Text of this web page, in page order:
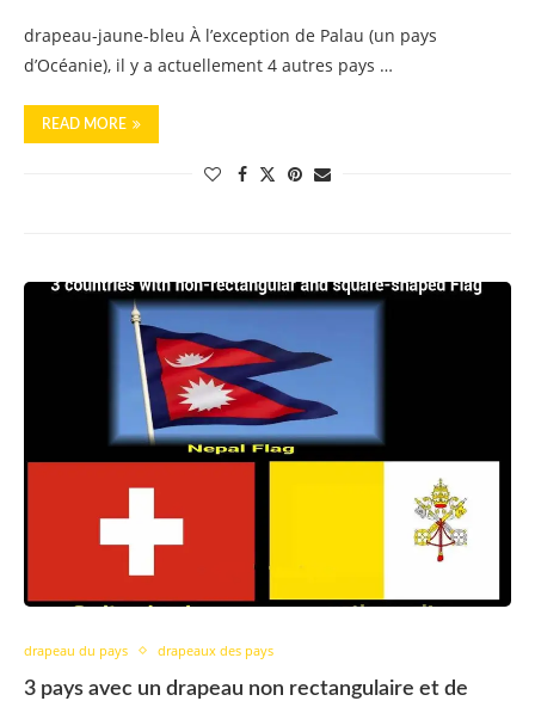
drapeau-jaune-bleu À l’exception de Palau (un pays
d’Océanie), il y a actuellement 4 autres pays …
READ MORE
drapeau du pays drapeaux des pays
3 pays avec un drapeau non rectangulaire et de